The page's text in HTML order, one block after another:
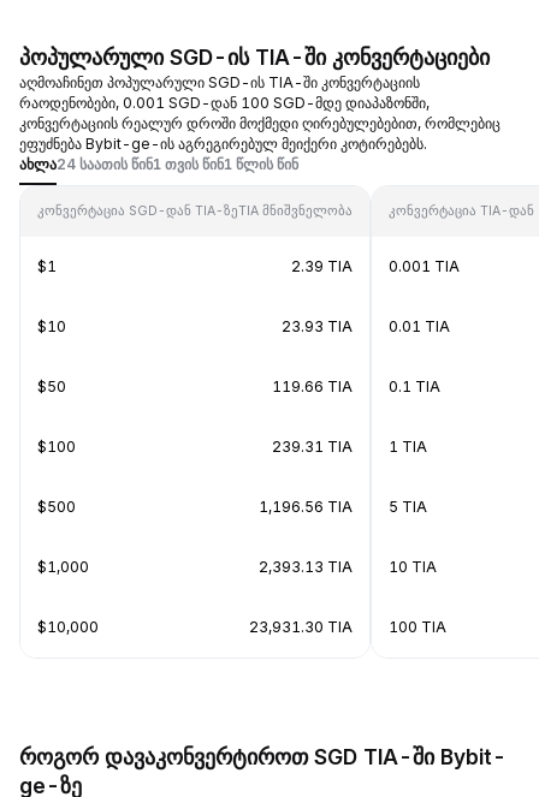
პოპულარული SGD-ის TIA-ში კონვერტაციები
აღმოაჩინეთ პოპულარული SGD-ის TIA-ში კონვერტაციის
რაოდენობები, 0.001 SGD-დან 100 SGD-მდე დიაპაზონში,
კონვერტაციის რეალურ დროში მოქმედი ღირებულებებით, რომლებიც
ეფუძნება Bybit-ge-ის აგრეგირებულ მეიქერი კოტირებებს.
ახლა24 საათის წინ1 თვის წინ1 წლის წინ
კონვერტაცია SGD-დან TIA-ზეTIA მნიშვნელობა
$1 2.39 TIA
$10 23.93 TIA
$50 119.66 TIA
$100 239.31 TIA
$500 1,196.56 TIA
$1,000 2,393.13 TIA
$10,000 23,931.30 TIA
კონვერტაცია TIA-დან
0.001 TIA
0.01 TIA
0.1 TIA
1 TIA
5 TIA
10 TIA
100 TIA
როგორ დავაკონვერტიროთ SGD TIA-ში Bybit-
ge-ზე